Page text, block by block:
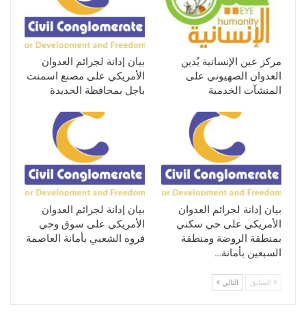
مركز عين الإنسانية يُدين
العدوان الصهيوني على
المنشآت الخدمية
بيان إدانة لجرائم العدوان
الأمريكي على مصنع اسمنت
باجل بمحافظة الحديدة
بيان إدانة لجرائم العدوان
الأمريكي على حي سكني
بمنطقة الروضة ومنطقة
السبعين بأمانة…
بيان إدانة لجرائم العدوان
الأمريكي على سوق وحي
فروه الشعبي بأمانة العاصمة
السابق التالي